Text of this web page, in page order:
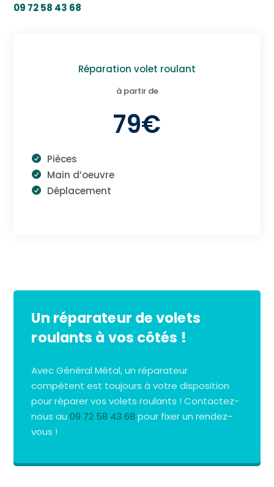
09 72 58 43 68
Réparation volet roulant
à partir de
79€
Pièces
Main d’oeuvre
Déplacement
Un réparateur de volets
roulants à vos côtés !
Avec Général Métal, un réparateur
compétent est toujours à votre disposition
pour réparer vos volets roulants ! Contactez-
nous au09 72 58 43 68 pour fixer un rendez-
vous !